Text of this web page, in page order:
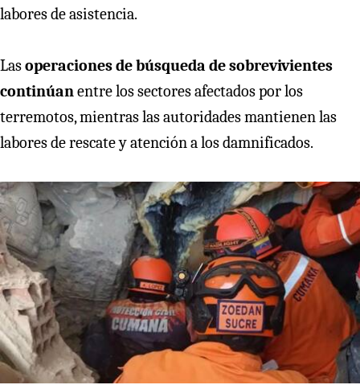
labores de asistencia.
Lasoperaciones de búsqueda de sobrevivientes
continúan entre los sectores afectados por los
terremotos, mientras las autoridades mantienen las
labores de rescate y atención a los damnificados.